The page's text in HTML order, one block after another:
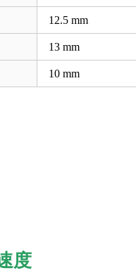
12.5 mm
13 mm
10 mm
度